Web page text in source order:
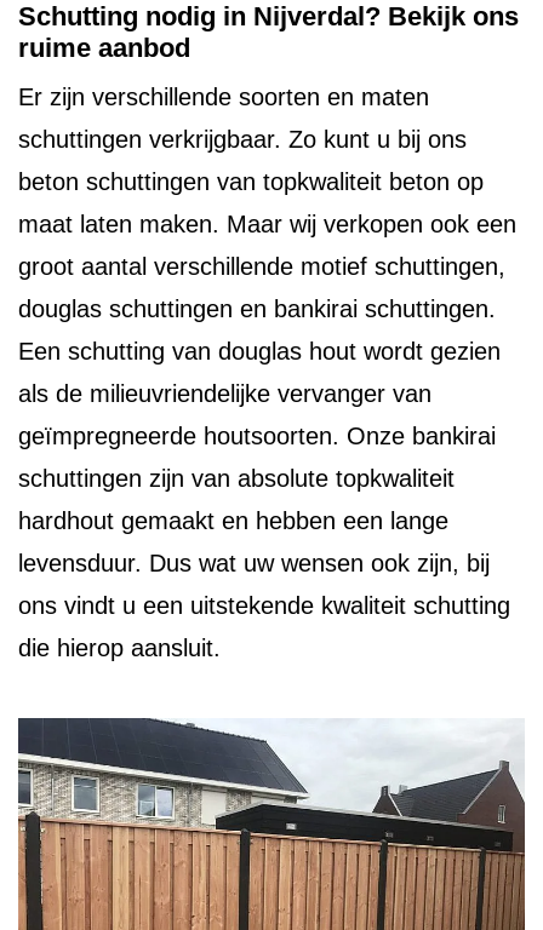
Schutting nodig in Nijverdal? Bekijk ons
ruime aanbod
Er zijn verschillende soorten en maten
schuttingen verkrijgbaar. Zo kunt u bij ons
beton schuttingen van topkwaliteit beton op
maat laten maken. Maar wij verkopen ook een
groot aantal verschillende motief schuttingen,
douglas schuttingen en bankirai schuttingen.
Een schutting van douglas hout wordt gezien
als de milieuvriendelijke vervanger van
geïmpregneerde houtsoorten. Onze bankirai
schuttingen zijn van absolute topkwaliteit
hardhout gemaakt en hebben een lange
levensduur. Dus wat uw wensen ook zijn, bij
ons vindt u een uitstekende kwaliteit schutting
die hierop aansluit.